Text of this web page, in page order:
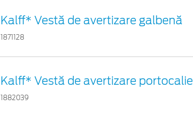
Kalff* Vestă de avertizare galbenă
1871128
Kalff* Vestă de avertizare portocalie
1882039